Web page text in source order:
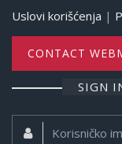
Uslovi korišćenja |
CONTACT
SIGN
Korisničko